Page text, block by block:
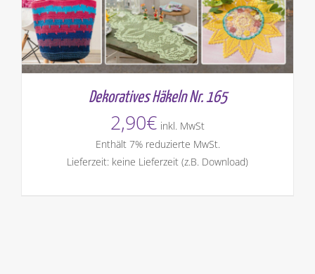
Dekoratives Häkeln Nr. 165
2,90€ inkl. MwSt
Enthält 7% reduzierte MwSt.
Lieferzeit: keine Lieferzeit (z.B. Download)